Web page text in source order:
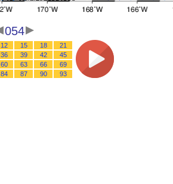
054
12 15 18
21
36 39 42
45
60 63 66
69
84 87 90 93